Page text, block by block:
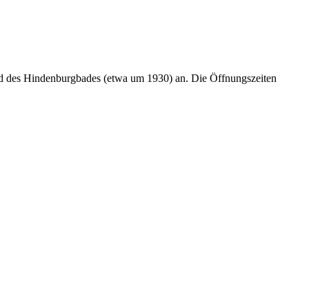
Hindenburgbades (etwa um 1930) an. Die Öffnungszeiten